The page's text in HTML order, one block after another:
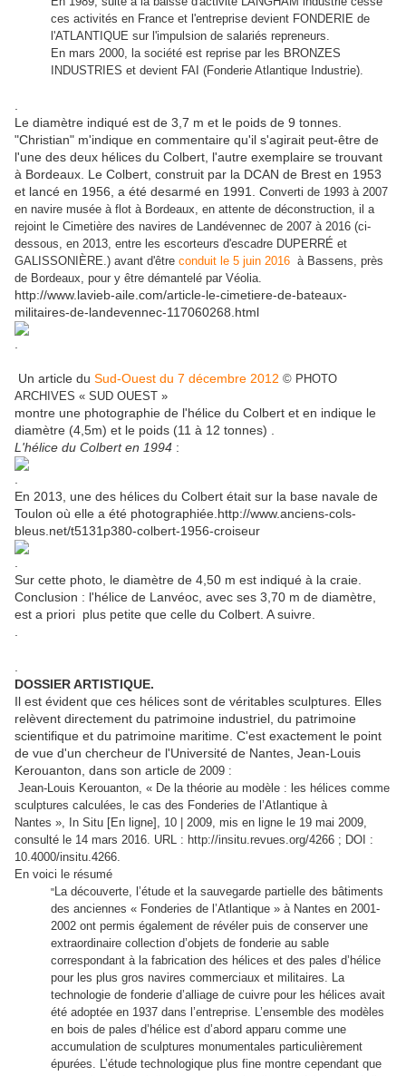
ces activités en France et l'entreprise devient FONDERIE de
l'ATLANTIQUE sur l'impulsion de salariés repreneurs.
En mars 2000, la société est reprise par les BRONZES
INDUSTRIES et devient FAI (Fonderie Atlantique Industrie).
Le diamètre indiqué est de 3,7 m et le poids de 9 tonnes.
"Christian" m'indique en commentaire qu'il s'agirait peut-être de
l'une des deux hélices du Colbert, l'autre exemplaire se trouvant
à Bordeaux. Le Colbert, construit par la DCAN de Brest en 1953
et lancé en 1956, a été desarmé en 1991. Converti de 1993 à 2007
en navire musée à flot à Bordeaux, en attente de déconstruction, il a
rejoint le Cimetière des navires de Landévennec de 2007 à 2016 (ci-
dessous, en 2013, entre les escorteurs d'escadre DUPERRÉ et
GALISSONIÈRE.) avant d'être conduit le 5 juin 2016 à Bassens, près
de Bordeaux, pour y être démantelé par Véolia.
http://www.lavieb-aile.com/article-le-cimetiere-de-bateaux-
militaires-de-landevennec-117060268.html
Un article du Sud-Ouest du 7 décembre 2012 © PHOTO
ARCHIVES « SUD OUEST »
montre une photographie de l'hélice du Colbert et en indique le
diamètre (4,5m) et le poids (11 à 12 tonnes) .
L'hélice du Colbert en 1994 :
En 2013, une des hélices du Colbert était sur la base navale de
Toulon où elle a été photographiée.http://www.anciens-cols-
bleus.net/t5131p380-colbert-1956-croiseur
Sur cette photo, le diamètre de 4,50 m est indiqué à la craie.
Conclusion : l'hélice de Lanvéoc, avec ses 3,70 m de diamètre,
est a priori plus petite que celle du Colbert. A suivre.
DOSSIER ARTISTIQUE.
Il est évident que ces hélices sont de véritables sculptures. Elles
relèvent directement du patrimoine industriel, du patrimoine
scientifique et du patrimoine maritime. C'est exactement le point
de vue d'un chercheur de l'Université de Nantes, Jean-Louis
Kerouanton, dans son article de 2009 :
Jean-Louis Kerouanton, « De la théorie au modèle : les hélices comme
sculptures calculées, le cas des Fonderies de l’Atlantique à
Nantes », In Situ [En ligne], 10 | 2009, mis en ligne le 19 mai 2009,
consulté le 14 mars 2016. URL : http://insitu.revues.org/4266 ; DOI :
10.4000/insitu.4266.
En voici le résumé
​"La découverte, l’étude et la sauvegarde partielle des bâtiments
des anciennes « Fonderies de l’Atlantique » à Nantes en 2001-
2002 ont permis également de révéler puis de conserver une
extraordinaire collection d’objets de fonderie au sable
correspondant à la fabrication des hélices et des pales d’hélice
pour les plus gros navires commerciaux et militaires. La
technologie de fonderie d’alliage de cuivre pour les hélices avait
été adoptée en 1937 dans l’entreprise. L’ensemble des modèles
en bois de pales d’hélice est d’abord apparu comme une
accumulation de sculptures monumentales particulièrement
épurées. L’étude technologique plus fine montre cependant que